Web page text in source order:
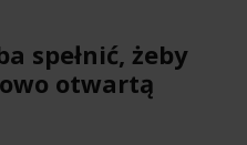
spełnić, żeby
otwartą